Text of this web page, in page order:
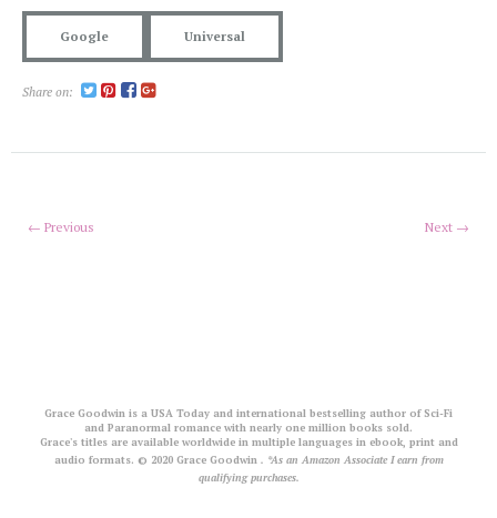
Google Universal
Share on:
Next →
← Previous
Grace Goodwin is a USA Today and international bestselling author of Sci-Fi
and Paranormal romance with nearly one million books sold.
Grace's titles are available worldwide in multiple languages in ebook, print and
audio formats. © 2020 Grace Goodwin . *As an Amazon Associate I earn from
qualifying purchases.